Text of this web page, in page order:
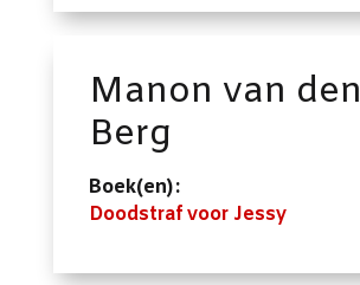
Manon van den
Berg
Boek(en):
Doodstraf voor Jessy